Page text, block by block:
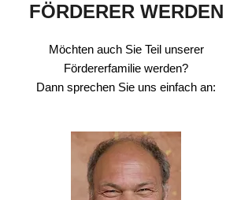
FÖRDERER WERDEN
Möchten auch Sie Teil unserer
Fördererfamilie werden?
Dann sprechen Sie uns einfach an: